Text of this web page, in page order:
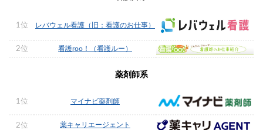
1位 レバウェル看護（旧：看護のお仕事）
2位 看護roo！（看護ルー）
薬剤師系
1位 マイナビ薬剤師
2位 薬キャリエージェント